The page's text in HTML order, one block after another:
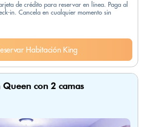
de crédito para reservar en línea. Paga al
in. Cancela en cualquier momento sin
Habitación King
Queen con 2 camas